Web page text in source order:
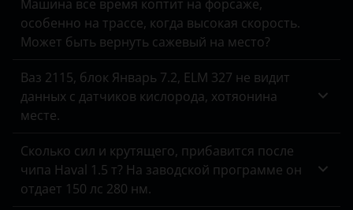
Hummer
Hyundai
Infiniti
Isuzu
Iveco
JAC
Машина все время коптит на форсаже,
особенно на трассе, когда высокая скорость.
Может быть вернуть сажевый на место?
Ваз 2115, блок Январь 7.2, ELM 327 не видит
данных с датчиков кислорода, хотяонина
месте.
Сколько сил и крутящего, прибавится после
чипа Haval 1.5 т? На заводской программе он
отдает 150 лс 280 нм.